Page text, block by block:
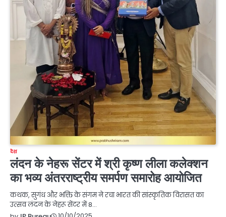
देश
लंदन के नेहरू सेंटर में श्री कृष्ण लीला कलेक्शन
का भव्य अंतरराष्ट्रीय समर्पण समारोह आयोजित
कथक, सुगंध और भक्ति के संगम ने रचा भारत की सांस्कृतिक विरासत का
उत्सव लंदन के नेहरू सेंटर में 8…